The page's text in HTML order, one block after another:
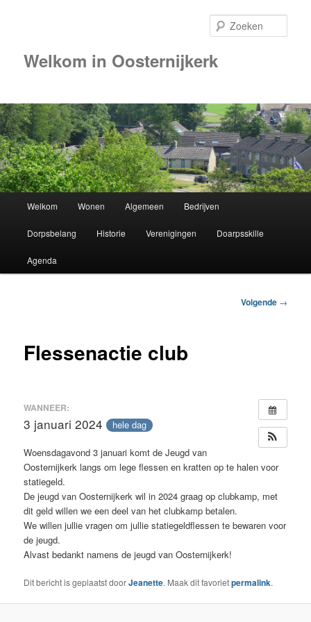
Welkom in Oosternijkerk
Spring
naar
de
Welkom Wonen Algemeen Bedrijven
Dorpsbelang Historie Verenigingen Doarpsskille
Agenda
Berichtnavigatie
Volgende →
Flessenactie club
WANNEER:
3 januari 2024 hele dag
Woensdagavond 3 januari komt de Jeugd van
Oosternijkerk langs om lege flessen en kratten op te halen voor
statiegeld.
De jeugd van Oosternijkerk wil in 2024 graag op clubkamp, met
dit geld willen we een deel van het clubkamp betalen.
We willen jullie vragen om jullie statiegeldflessen te bewaren voor
de jeugd.
Alvast bedankt namens de jeugd van Oosternijkerk!
Dit bericht is geplaatst doorJeanette. Maak dit favorietpermalink.